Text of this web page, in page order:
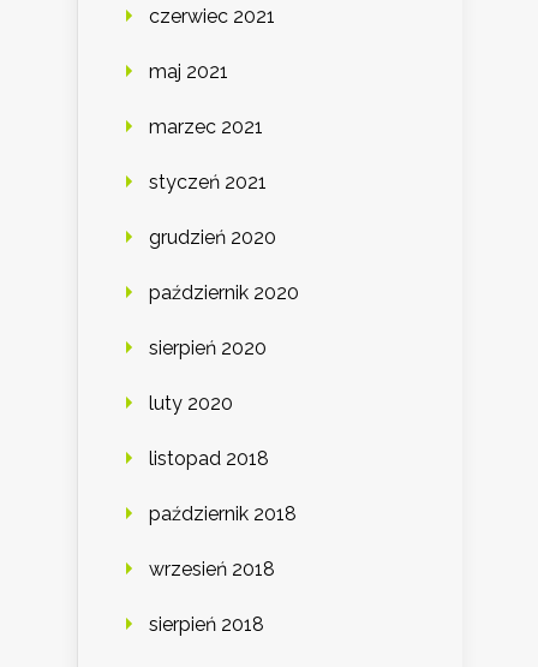
czerwiec 2021
maj 2021
marzec 2021
styczeń 2021
grudzień 2020
październik 2020
sierpień 2020
luty 2020
listopad 2018
październik 2018
wrzesień 2018
sierpień 2018